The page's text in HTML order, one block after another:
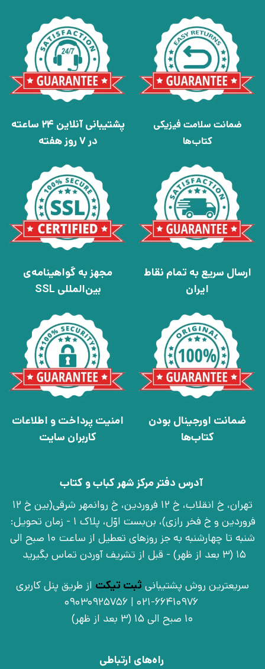
ضمانت سلامت فیزیکی
کتاب‌ها
پشتیبانی آنلاین 24 ساعته
در 7 روز هفته
ارسال سریع به تمام نقاط
ایران
مجهز به گواهینامه‌ی
بین‌المللی SSL
ضمانت اورجینال بودن
کتاب‌ها
امنیت پرداخت و اطلاعات
کاربران سایت
آدرس دفتر مرکز شهر کباب و کتاب
تهران، خ انقلاب، خ 12 فروردین، خ روانمهر شرقی(بین خ 12
فروردین و خ فخر رازی)، بن‌بست اوّل، پلاک 1 - زمان تحویل:
شنبه تا چهارشنبه به جز روزهای تعطیل از ساعت 10 صبح الی
15 (3 بعد از ظهر) - قبل از تشریف آوردن تماس بگیرید
سریعترین روش پشتیبانی ثبت تیکت از طریق پنل کاربری
021-66410976 | 09030925756
10 صبح الی 15 (3 بعد از ظهر)
راه‌های ارتباطی